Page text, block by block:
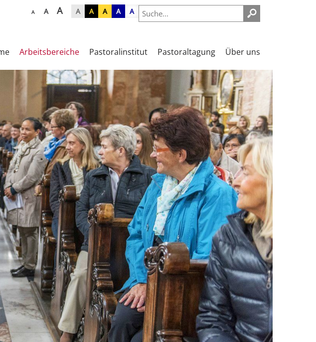
A A A A A A A A
Arbeitsbereiche Pastoralinstitut Pastoraltagung Über uns